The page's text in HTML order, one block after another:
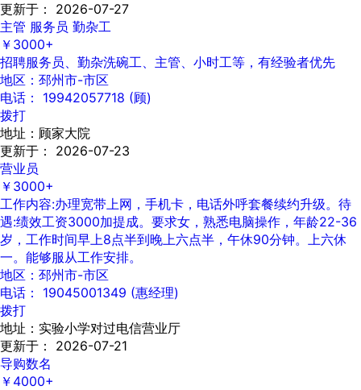
更新于： 2026-07-27
主管 服务员 勤杂工
￥3000+
招聘服务员、勤杂洗碗工、主管、小时工等，有经验者优先
地区：邳州市-市区
电话： 19942057718 (顾)
拨打
地址：顾家大院
更新于： 2026-07-23
营业员
￥3000+
工作内容:办理宽带上网，手机卡，电话外呼套餐续约升级。待
遇:绩效工资3000加提成。要求女，熟悉电脑操作，年龄22-36
岁，工作时间早上8点半到晚上六点半，午休90分钟。上六休
一。能够服从工作安排。
地区：邳州市-市区
电话： 19045001349 (惠经理)
拨打
地址：实验小学对过电信营业厅
更新于： 2026-07-21
导购数名
￥4000+